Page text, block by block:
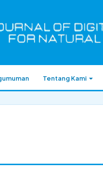
Tentang Kami